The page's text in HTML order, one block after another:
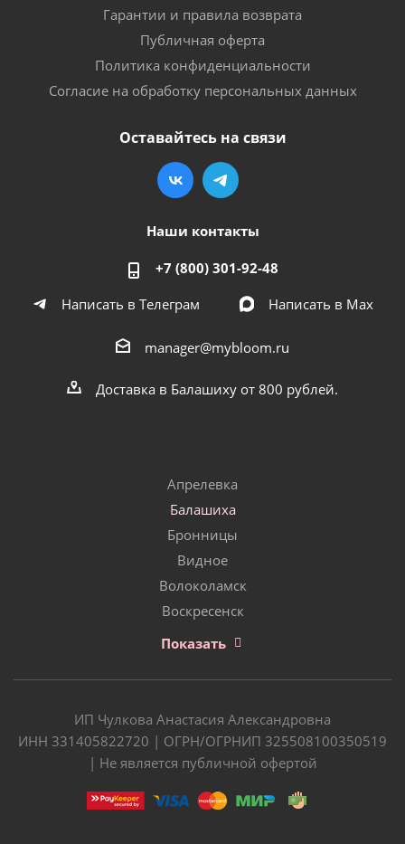
Гарантии и правила возврата
Публичная оферта
Политика конфиденциальности
Согласие на обработку персональных данных
Оставайтесь на связи
Наши контакты
+7 (800) 301-92-48
Написать в Телеграм
Написать в Мах
manager@mybloom.ru
Доставка в Балашиху от 800 рублей.
Апрелевка
Балашиха
Бронницы
Видное
Волоколамск
Воскресенск
Показать
ИП Чулкова Анастасия Александровна
ИНН 331405822720 | ОГРН/ОГРНИП 325508100350519
| Не является публичной офертой